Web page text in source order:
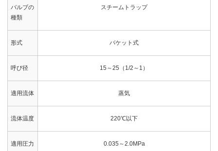
バルブの
種類
スチームトラップ
形式 バケット式
呼び径 15～25（1/2～1）
適用流体 蒸気
流体温度 220℃以下
適用圧力 0.035～2.0MPa